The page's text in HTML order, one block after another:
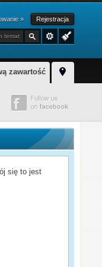
» Rejestracja
temat
zawartość
się to jest